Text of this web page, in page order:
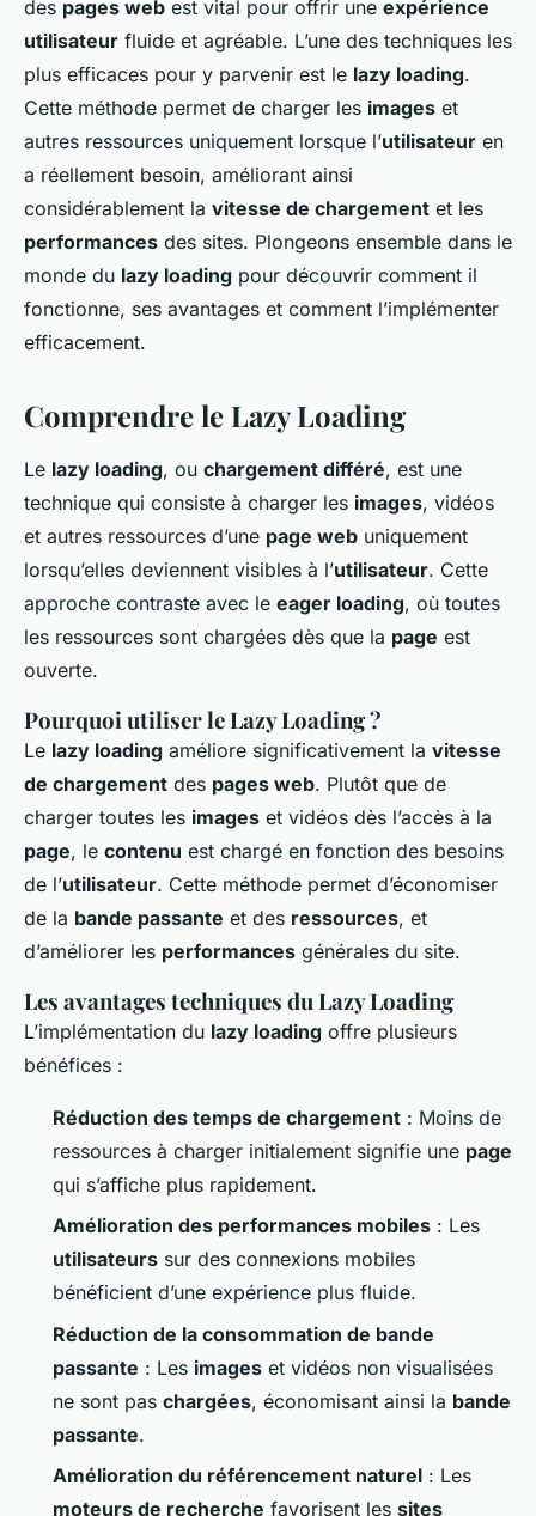
des pages web est vital pour offrir une expérience
utilisateur fluide et agréable. L’une des techniques les
plus efficaces pour y parvenir est le lazy loading.
Cette méthode permet de charger les images et
autres ressources uniquement lorsque l’utilisateur en
a réellement besoin, améliorant ainsi
considérablement la vitesse de chargement et les
performances des sites. Plongeons ensemble dans le
monde du lazy loading pour découvrir comment il
fonctionne, ses avantages et comment l’implémenter
efficacement.
Comprendre le Lazy Loading
Le lazy loading, ou chargement différé, est une
technique qui consiste à charger les images, vidéos
et autres ressources d’une page web uniquement
lorsqu’elles deviennent visibles à l’utilisateur. Cette
approche contraste avec le eager loading, où toutes
les ressources sont chargées dès que la page est
ouverte.
Pourquoi utiliser le Lazy Loading ?
Le lazy loading améliore significativement la vitesse
de chargement des pages web. Plutôt que de
charger toutes les images et vidéos dès l’accès à la
page, le contenu est chargé en fonction des besoins
de l’utilisateur. Cette méthode permet d’économiser
de la bande passante et des ressources, et
d’améliorer les performances générales du site.
Les avantages techniques du Lazy Loading
L’implémentation du lazy loading offre plusieurs
bénéfices :
Réduction des temps de chargement : Moins de
ressources à charger initialement signifie une page
qui s’affiche plus rapidement.
Amélioration des performances mobiles : Les
utilisateurs sur des connexions mobiles
bénéficient d’une expérience plus fluide.
Réduction de la consommation de bande
passante : Les images et vidéos non visualisées
ne sont pas chargées, économisant ainsi la bande
passante.
Amélioration du référencement naturel : Les
moteurs de recherche favorisent les sites